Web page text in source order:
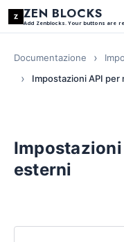
ZEN BLOCKS
Add Zenblocks. Your buttons are
Documentazione
Impostazioni API per
esterni